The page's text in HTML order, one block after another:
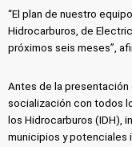
“El plan de nuestro
Hidrocarburos, de
próximos seis meses”,
Antes de la presentación
socialización con todos
los Hidrocarburos (IDH),
municipios y potenciales